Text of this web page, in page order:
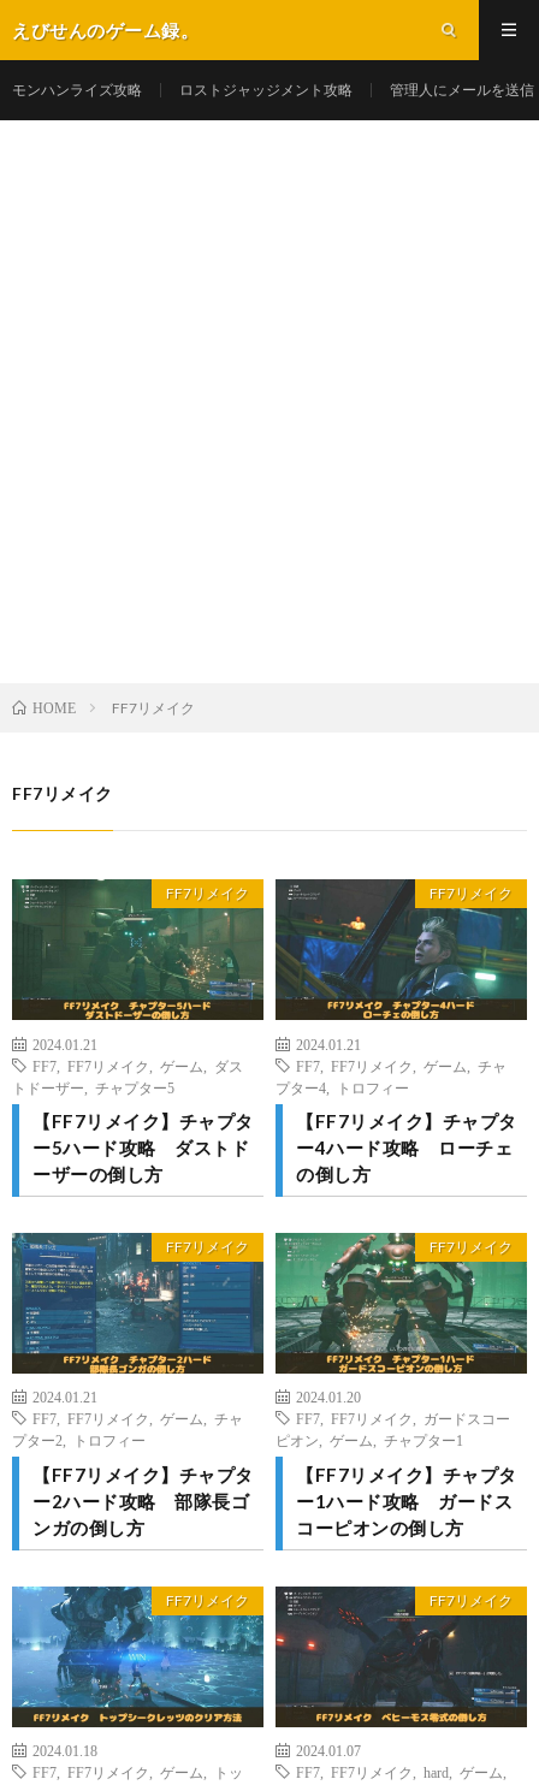
えびせんのゲーム録。
モンハンライズ攻略 ロストジャッジメント攻略 管理人にメールを送信
HOME FF7リメイク
FF7リメイク
FF7リメイク
2024.01.21
FF7
FF7リメイク ゲーム
ダス
トドーザー
チャプター5
【FF7リメイク】チャプタ
ー5ハード攻略 ダストド
ーザーの倒し方
FF7リメイク
2024.01.21
FF7
FF7リメイク ゲーム
チャ
プター4
トロフィー
【FF7リメイク】チャプタ
ー4ハード攻略 ローチェ
の倒し方
FF7リメイク
2024.01.21
FF7
FF7リメイク ゲーム
チャ
プター2
トロフィー
【FF7リメイク】チャプタ
ー2ハード攻略 部隊長ゴ
ンガの倒し方
FF7リメイク
2024.01.20
FF7
FF7リメイク
ガードスコー
ピオン
ゲーム チャプター1
【FF7リメイク】チャプタ
ー1ハード攻略 ガードス
コーピオンの倒し方
FF7リメイク
2024.01.18
FF7
FF7リメイク ゲーム
トッ
FF7リメイク
2024.01.07
FF7
FF7リメイク hard ゲーム